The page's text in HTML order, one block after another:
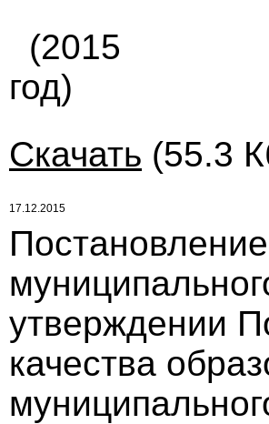
(2015
год)
Скачать (55.3
17.12.2015
утверждении
качества